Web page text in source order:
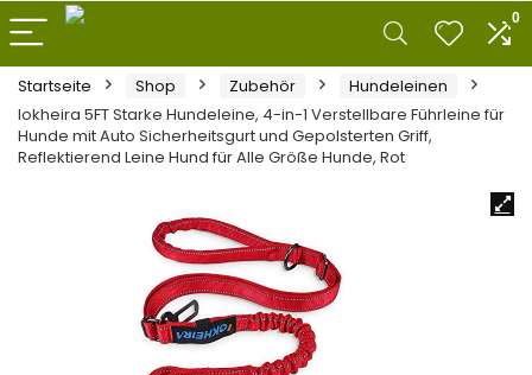
0
Startseite Shop Zubehör
Hundeleinen
Iokheira 5FT Starke Hundeleine, 4-in-1 Verstellbare Führleine für
Hunde mit Auto Sicherheitsgurt und Gepolsterten Griff,
Reflektierend Leine Hund für Alle Größe Hunde, Rot